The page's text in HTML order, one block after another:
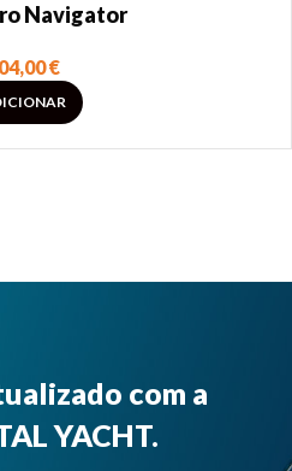
Navigator
€
com a
YACHT.